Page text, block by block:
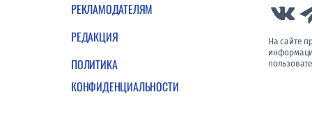
РЕКЛАМОДАТЕЛЯМ
РЕДАКЦИЯ
ПОЛИТИКА
КОНФИДЕНЦИАЛЬНОСТИ
На сайте